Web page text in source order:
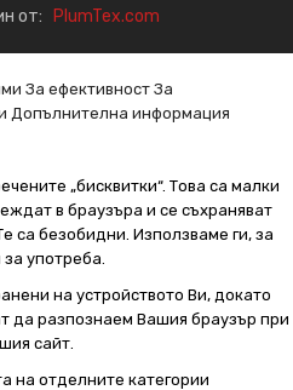
от: PlumTex.com
За ефективност За
Допълнителна информация
„бисквитки“. Това са малки
в браузъра и се съхраняват
са безобидни. Използваме ги, за
употреба.
на устройството Ви, докато
да разпознаем Вашия браузър при
сайт.
на отделните категории